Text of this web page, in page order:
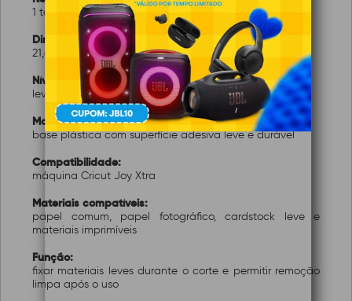
1 tapete adesivo Light Grip
Dimensões:
21,6 × 30,5 cm (8,5" × 12")
Nível de fixação:
leve aderência (Light Grip)
Material:
base plástica com superfície adesiva leve e durável
Compatibilidade:
máquina Cricut Joy Xtra
Materiais compatíveis:
papel comum, papel fotográfico, cardstock leve e
materiais imprimíveis
Função:
fixar materiais leves durante o corte e permitir remoção
limpa após o uso